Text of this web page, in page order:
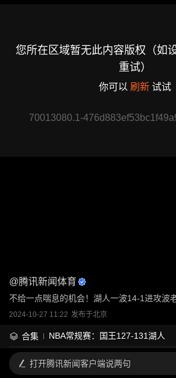
您所在区域暂无此内容版权（如
重试）
你可以 刷新 试试
70013080.1-
@腾讯新闻体育
不给一点喘息的机会！湖人一波14-1进攻波
2024-10-27 11:22 发布于北京
合集 NBA常规赛：国王127-131湖人
打开腾讯新闻客户端说两句